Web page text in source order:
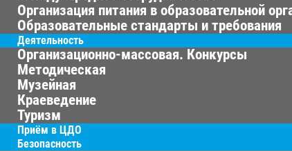
Организация питания в образовательной
Образовательные стандарты и требования
Деятельность
Организационно-массовая. Конкурсы
Методическая
Музейная
Краеведение
Туризм
Приём в ЦДО
Безопасность